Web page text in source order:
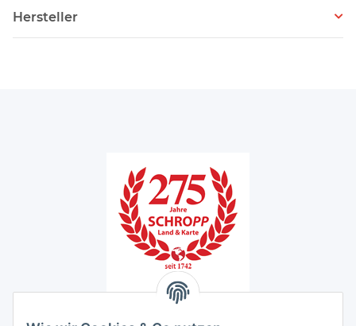
Hersteller